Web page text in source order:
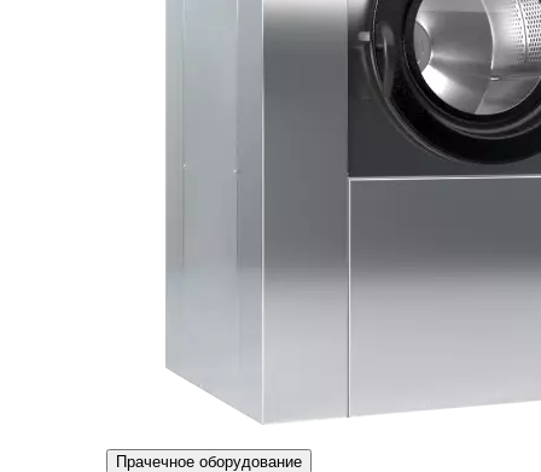
Прачечное оборудование